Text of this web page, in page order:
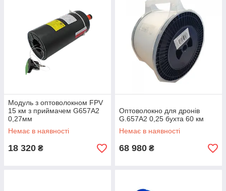
Модуль з оптоволокном FPV
15 км з приймачем G657A2
0,27мм
Немає в наявності
18 320 ₴
Оптоволокно для дронів
G.657A2 0,25 бухта 60 км
Немає в наявності
68 980 ₴